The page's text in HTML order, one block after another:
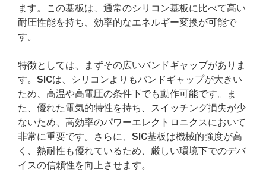
ます。この基板は、通常のシリコン基板に比べて高い
耐圧性能を持ち、効率的なエネルギー変換が可能で
す。
特徴としては、まずその広いバンドギャップがありま
す。SiCは、シリコンよりもバンドギャップが大きい
ため、高温や高電圧の条件下でも動作可能です。ま
た、優れた電気的特性を持ち、スイッチング損失が少
ないため、高効率のパワーエレクトロニクスにおいて
非常に重要です。さらに、SiC基板は機械的強度が高
く、熱耐性も優れているため、厳しい環境下でのデバ
イスの信頼性を向上させます。